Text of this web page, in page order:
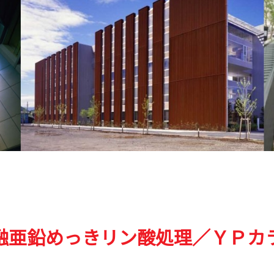
亜鉛めっきリン酸処理／ＹＰカ